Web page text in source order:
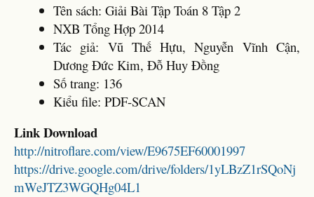
Tên sách: Giải Bài Tập Toán 8 Tập 2
NXB Tổng Hợp 2014
Tác giả: Vũ Thế Hựu, Nguyễn Vĩnh Cận,
Dương Đức Kim, Đỗ Huy Đồng
Số trang: 136
Kiểu file: PDF-SCAN
Link Download
http://nitroflare.com/view/E9675EF60001997
https://drive.google.com/drive/folders/1yLBzZ1rSQoNj
mWeJTZ3WGQHg04L1